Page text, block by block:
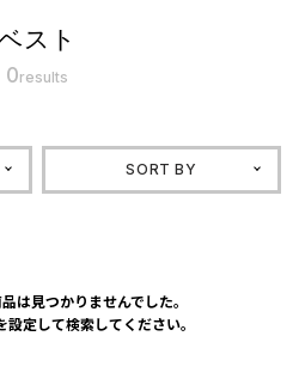
スト
0results
SORT BY
は見つかりませんでした。
設定して検索してください。